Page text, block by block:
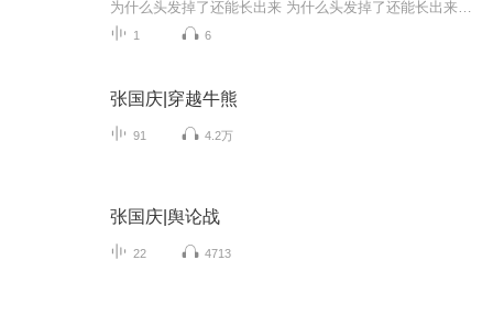
1 6
张国庆|穿越牛熊
91 4.2万
张国庆|舆论战
22 4713